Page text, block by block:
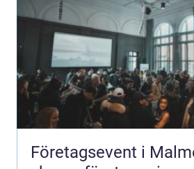
Företagsevent i